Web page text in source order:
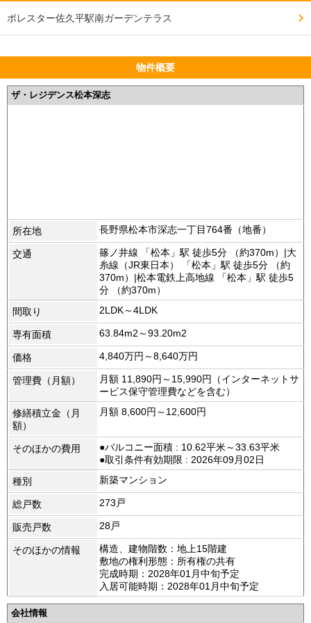
ポレスター佐久平駅南ガーデンテラス
物件概要
ザ・レジデンス松本深志
所在地 長野県松本市深志一丁目764番（地番）
交通
篠ノ井線 「松本」駅 徒歩5分 （約370m）|大
糸線（JR東日本） 「松本」駅 徒歩5分 （約
370m）|松本電鉄上高地線 「松本」駅 徒歩5
分 （約370m）
間取り
2LDK～4LDK
専有面積 63.84m2～93.20m2
価格 4,840万円～8,640万円
管理費（月額）
月額 11,890円～15,990円（インターネットサ
ービス保守管理費などを含む）
修繕積立金（月
額）
月額 8,600円～12,600円
そのほかの費用
●バルコニー面積 : 10.62平米～33.63平米
●取引条件有効期限 : 2026年09月02日
種別
新築マンション
総戸数 273戸
販売戸数 28戸
そのほかの情報
構造、建物階数：地上15階建
敷地の権利形態：所有権の共有
完成時期：2028年01月中旬予定
入居可能時期：2028年01月中旬予定
会社情報